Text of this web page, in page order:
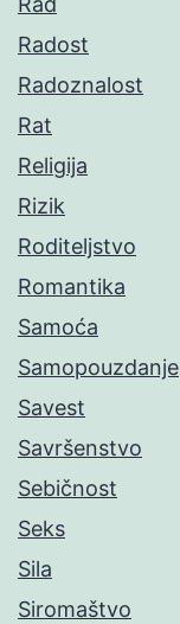
Radost
Radoznalost
Rat
Religija
Rizik
Roditeljstvo
Romantika
Samoća
Samopouzdanje
Savest
Savršenstvo
Sebičnost
Seks
Sila
Siromaštvo